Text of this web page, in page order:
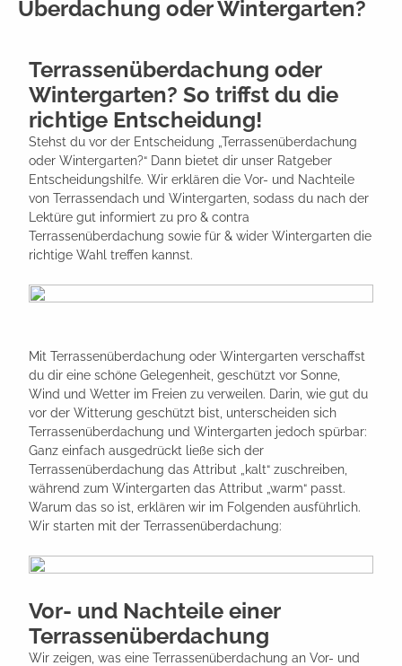
Überdachung oder Wintergarten?
Terrassenüberdachung oder
Wintergarten? So triffst du die
richtige Entscheidung!
Stehst du vor der Entscheidung „Terrassenüberdachung
oder Wintergarten?“ Dann bietet dir unser Ratgeber
Entscheidungshilfe. Wir erklären die Vor- und Nachteile
von Terrassendach und Wintergarten, sodass du nach der
Lektüre gut informiert zu pro & contra
Terrassenüberdachung sowie für & wider Wintergarten die
richtige Wahl treffen kannst.
Mit Terrassenüberdachung oder Wintergarten verschaffst
du dir eine schöne Gelegenheit, geschützt vor Sonne,
Wind und Wetter im Freien zu verweilen. Darin, wie gut du
vor der Witterung geschützt bist, unterscheiden sich
Terrassenüberdachung und Wintergarten jedoch spürbar:
Ganz einfach ausgedrückt ließe sich der
Terrassenüberdachung das Attribut „kalt“ zuschreiben,
während zum Wintergarten das Attribut „warm“ passt.
Warum das so ist, erklären wir im Folgenden ausführlich.
Wir starten mit der Terrassenüberdachung:
Vor- und Nachteile einer
Terrassenüberdachung
Wir zeigen, was eine Terrassenüberdachung an Vor- und